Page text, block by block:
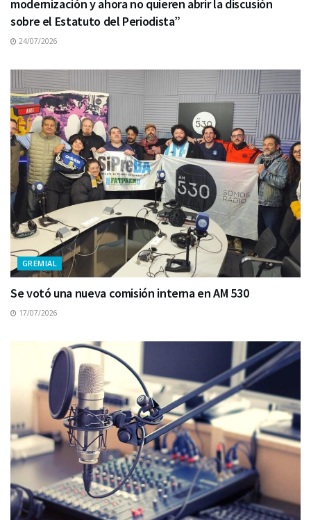
modernización y ahora no quieren abrir la discusión
sobre el Estatuto del Periodista”
24/07/2026
GREMIAL
Se votó una nueva comisión interna en AM 530
17/07/2026